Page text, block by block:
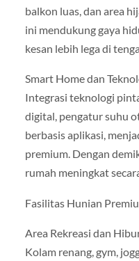
balkon luas, dan area
ini mendukung gaya
kesan lebih lega di
Smart Home dan
Integrasi teknologi
digital, pengatur suhu
berbasis aplikasi,
premium. Dengan
rumah meningkat
Fasilitas Hunian
Area Rekreasi dan
Kolam renang, gym,